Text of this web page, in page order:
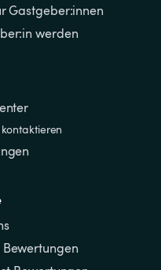
Gastgeber:innen
werden